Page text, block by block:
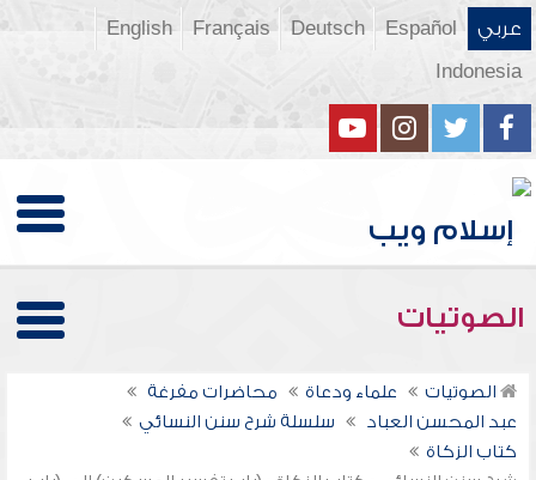
عربي Español
Deutsch
Français
English
Indonesia
الصوتيات
الصوتيات علماء ودعاة
محاضرات مفرغة
عبد المحسن العباد
سلسلة شرح سنن النسائي
كتاب الزكاة